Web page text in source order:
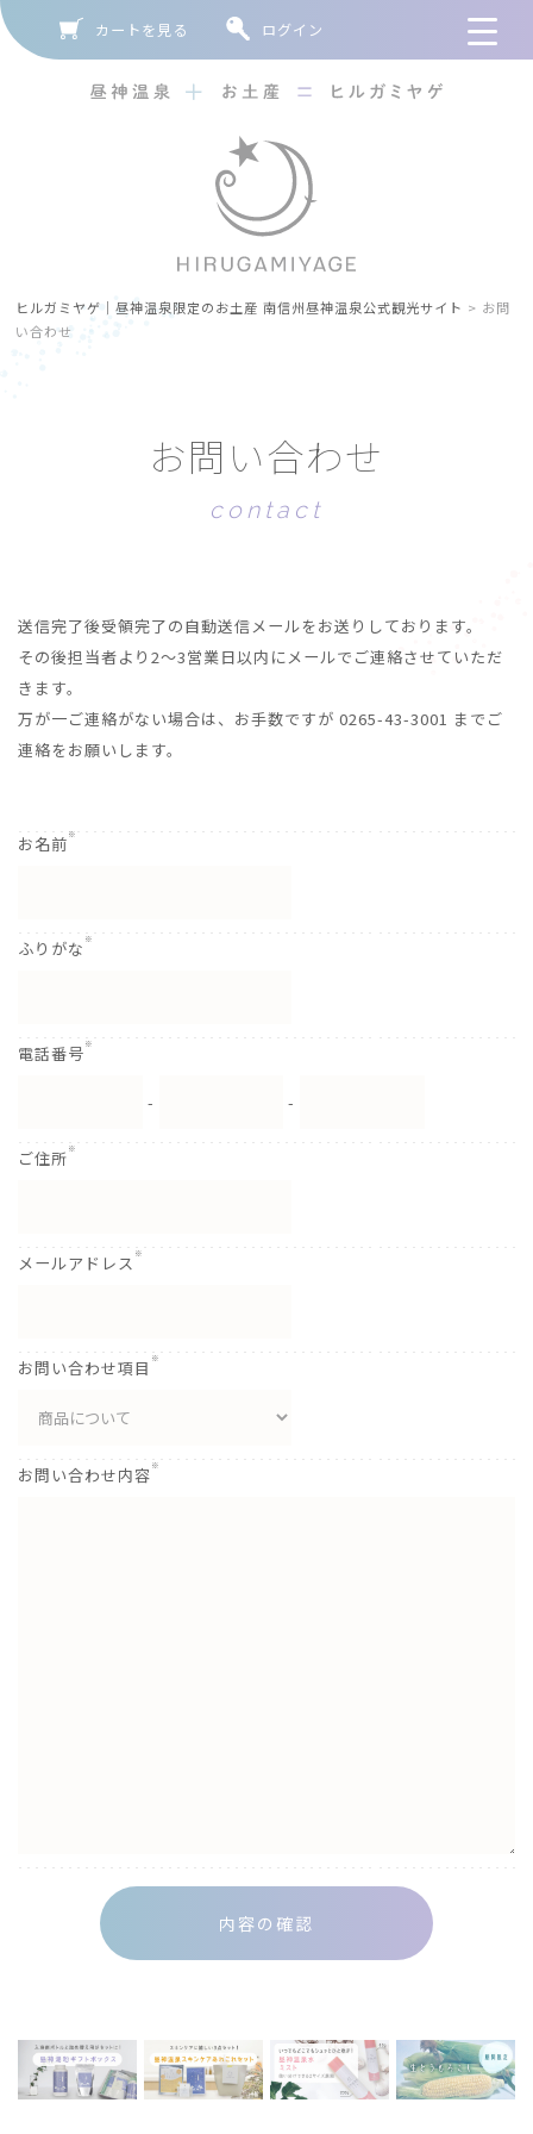
カートを見る ログイン
ヒルガミヤゲ｜昼神温泉限定のお土産 南信州昼神温泉公式観光サイト > お問
い合わせ
お問 い合わせ
c o n ta c t
送信完了後受領完了の自動送信メールをお送りしております。
その後担当者より2〜3営業日以内にメールでご連絡させていただ
きます。
万が一ご連絡がない場合は、お手数ですが 0265-43-3001 までご
連絡をお願いします。
お名前 ※
ふりがな ※
電話番号 ※
- -
ご住所 ※
メールアドレス ※
お問い合わせ項目 ※
お問い合わせ内容 ※